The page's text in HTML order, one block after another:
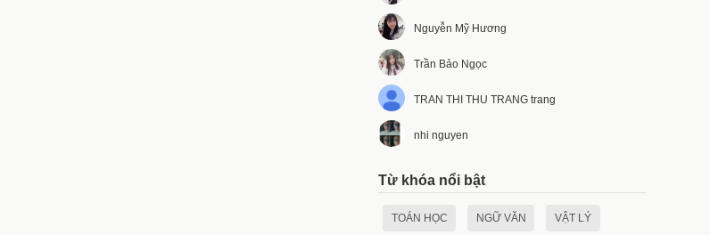
Nguyễn Mỹ Hương
Trần Bảo Ngọc
TRAN THI THU TRANG trang
nhi nguyen
Từ khóa nổi bật
TOÁN HỌC NGỮ VĂN VẬT LÝ